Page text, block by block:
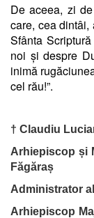
De aceea, zi
care, cea
Sfânta
noi și despre
inimă
cel rău!”.
† Claudiu
Arhiepiscop și
Făgăraș
Administrator
Arhiepiscop